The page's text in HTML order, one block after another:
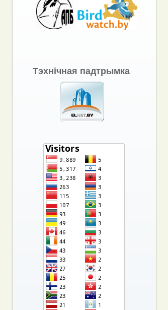
Тэхнічная падтрымка